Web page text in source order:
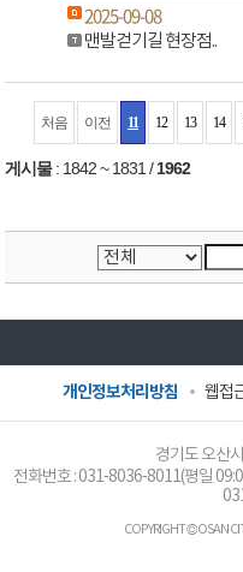
2025-09-08
맨발걷기길 현장점..
처음 이전 11 12 13 14
게시물: 1842 ~ 1831 /1962
개인정보처리방침 웹접
경기도 오산
전화번호 :031-8036-8011(평일
COPYRIGHT © OSAN